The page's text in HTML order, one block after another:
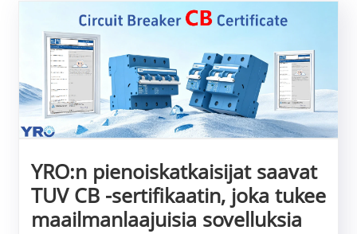
YRO:n pienoiskatkaisijat saavat
TUV CB -sertifikaatin, joka tukee
maailmanlaajuisia sovelluksia